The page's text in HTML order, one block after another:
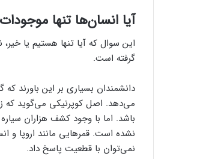
آیا انسان‌ها تنها
این سوال که آیا تنها هستیم یا خیر،
گرفته است.
دانشمندان بسیاری بر این باورند
می‌دهد. اصل کوپرنیکی می‌گوید که
باشد. اما با وجود کشف هزاران
نشده است. قمرهایی مانند اروپا و
نمی‌توان با قطعیت پاسخ داد.